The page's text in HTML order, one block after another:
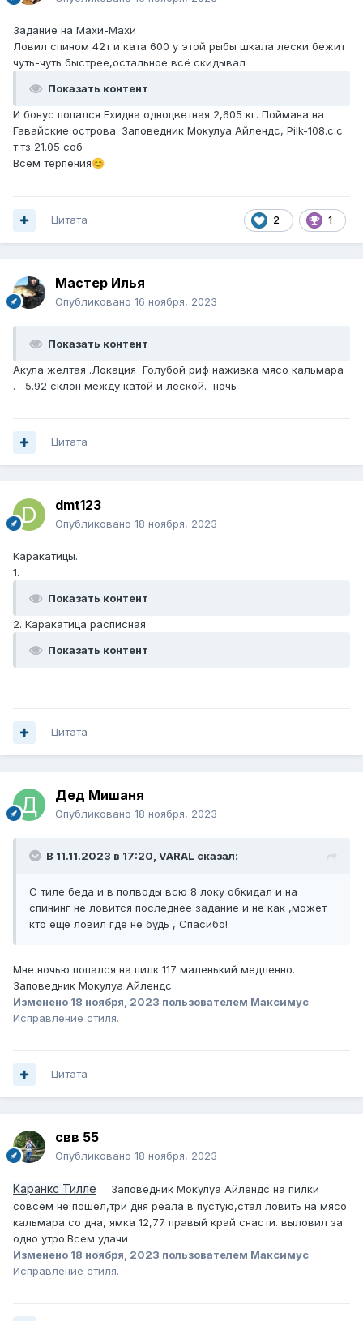
Задание на Махи-Махи
Ловил спином 42т и ката 600 у этой рыбы шкала лески бежит
чуть-чуть быстрее,остальное всё скидывал
Показать контент
И бонус попался Ехидна одноцветная 2,605 кг. Поймана на
Гавайские острова: Заповедник Мокулуа Айлендс, Pilk-108.с.с
т.тз 21.05 соб
Всем терпения😊
2 1
Цитата
Мастер Илья
Опубликовано 16 ноября, 2023
Показать контент
Акула желтая .Локация Голубой риф наживка мясо кальмара
. 5.92 склон между катой и леской. ночь
Цитата
dmt123
Опубликовано 18 ноября, 2023
Каракатицы.
1.
Показать контент
2. Каракатица расписная
Показать контент
Цитата
Дед Мишаня
Опубликовано 18 ноября, 2023
В 11.11.2023 в 17:20, VARAL сказал:
С тиле беда и в полводы всю 8 локу обкидал и на
спининг не ловится последнее задание и не как ,может
кто ещё ловил где не будь , Спасибо!
Мне ночью попался на пилк 117 маленький медленно.
Заповедник Мокулуа Айлендс
Изменено 18 ноября, 2023 пользователем Максимус
Исправление стиля.
Цитата
свв 55
Опубликовано 18 ноября, 2023
Каранкс Тилле
Заповедник Мокулуа Айлендс на пилки
совсем не пошел,три дня реала в пустую,стал ловить на мясо
кальмара со дна, ямка 12,77 правый край снасти. выловил за
одно утро.Всем удачи
Изменено 18 ноября, 2023 пользователем Максимус
Исправление стиля.